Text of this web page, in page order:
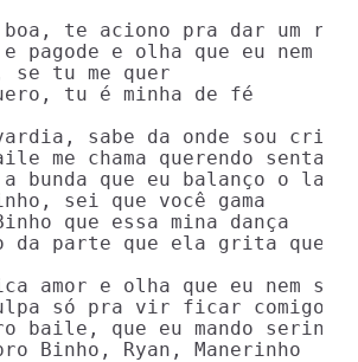
boa, te aciono pra dar um
pagode e olha que eu nem
se tu me quer
tu é minha de fé
sabe da onde sou cria
me chama querendo sentar
a bunda que eu balanço o
sei que você gama
que essa mina dança
da parte que ela grita que me
amor e olha que eu nem
só pra vir ficar comigo
baile, que eu mando serin
Binho, Ryan, Manerinho